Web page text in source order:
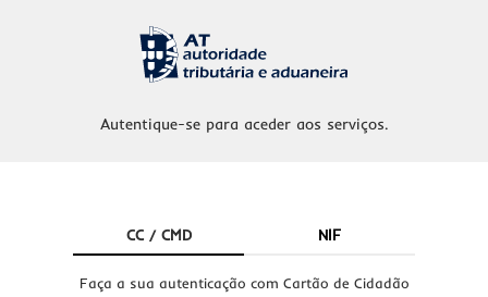
Autentique-se para aceder aos serviços.
CC / CMD NIF
Faça a sua autenticação com Cartão de Cidadão